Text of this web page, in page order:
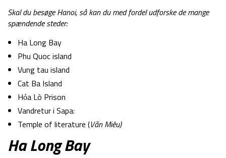
Skal du besøge Hanoi, så kan du med fordel udforske de mange
spændende steder:
Ha Long Bay
Phu Quoc island
Vung tau island
Cat Ba Island
Hỏa Lò Prison
Vandretur i Sapa:
Temple of literature (Văn Miêu)
Ha Long Bay